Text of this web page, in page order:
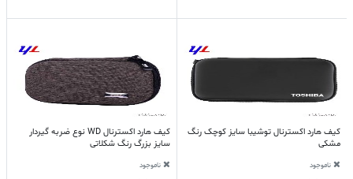
کیف هارد اکسترنال توشیبا سایز کوچک رنگ
مشکی
ناموجود
کیف هارد اکسترنال WD نوع ضربه گیردار
سایز بزرگ رنگ شکلاتی
ناموجود